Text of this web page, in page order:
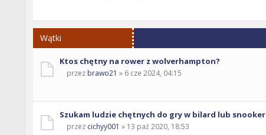
Wątki
Ktos chętny na rower z wolverhampton?
przez brawo21 » 6 cze 2024, 04:15
Szukam ludzie chętnych do gry w bilard lub snooker
przez cichyy001 » 13 paź 2020, 18:53